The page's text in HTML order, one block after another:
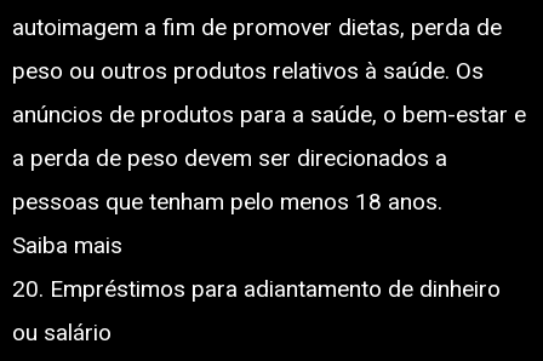
autoimagem a fim de promover dietas, perda de
peso ou outros produtos relativos à saúde. Os
anúncios de produtos para a saúde, o bem-estar e
a perda de peso devem ser direcionados a
pessoas que tenham pelo menos 18 anos.
Saiba mais
20. Empréstimos para adiantamento de dinheiro
ou salário